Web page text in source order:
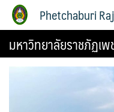
Phetchaburi
มหาวิทยาลัยราชภัฏเพ